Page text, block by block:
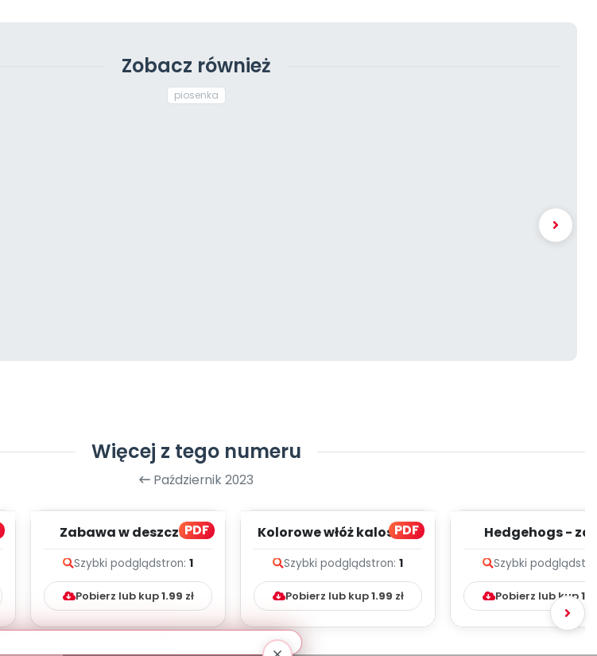
Zobacz również
piosenka
Więcej z tego numeru
Październik 2023
PDF
Zabawa w deszczu -
Szybki podglądstron: 1
Pobierz lub kup1.99 zł
PDF
Kolorowe włóż kalosze -
Szybki podglądstron: 1
Pobierz lub kup1.99 zł
Hedgehogs -
Szybki podgląd
Pobierz lub kup